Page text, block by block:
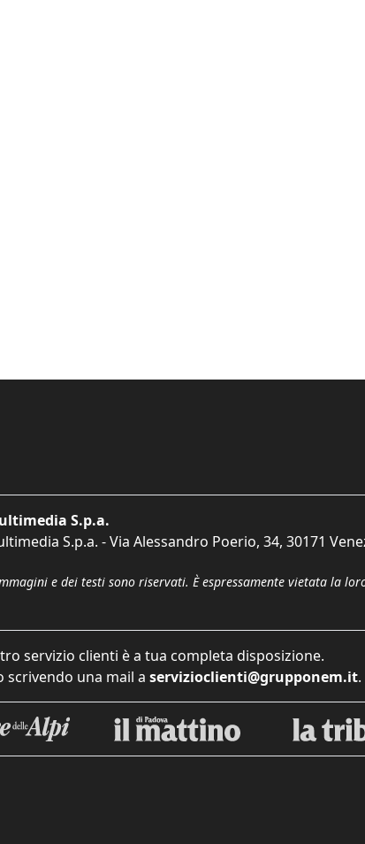
S.p.a.
S.p.a. - Via Alessandro Poerio, 34, 30171
e dei testi sono riservati. È espressamente vietata la
servizio clienti è a tua completa disposizione.
scrivendo una mail a servizioclienti@grupponem.it.